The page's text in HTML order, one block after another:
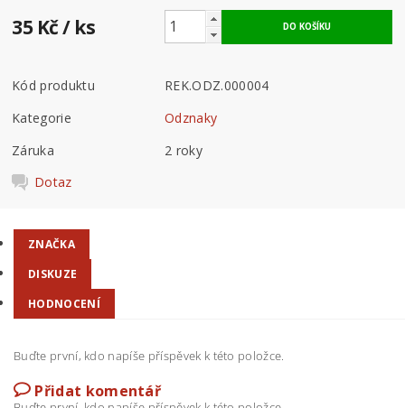
35 Kč/ ks
Kód produktu
REK.ODZ.000004
Kategorie
Odznaky
Záruka
2 roky
Dotaz
ZNAČKA
DISKUZE
HODNOCENÍ
Buďte první, kdo napíše příspěvek k této položce.
Přidat komentář